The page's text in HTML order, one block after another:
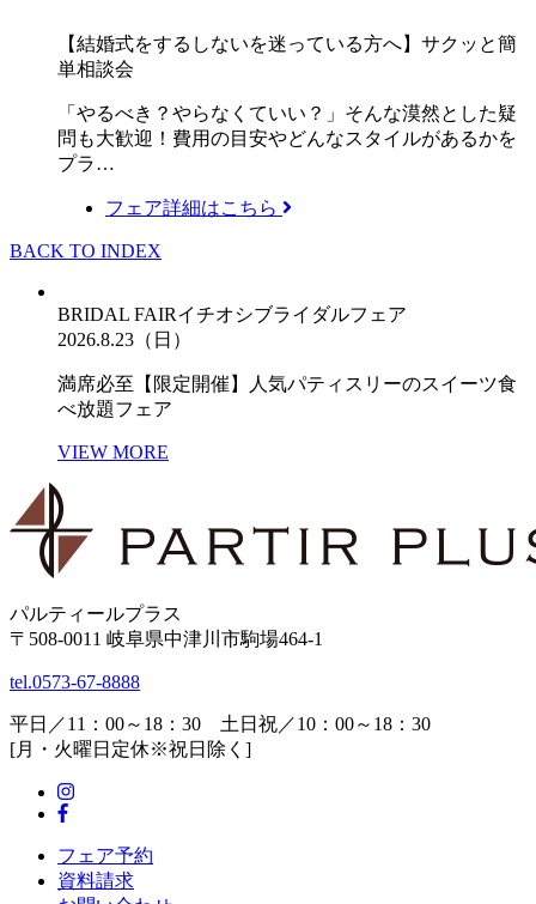
【結婚式をするしないを迷っている方へ】サクッと簡
単相談会
「やるべき？やらなくていい？」そんな漠然とした疑
問も大歓迎！費用の目安やどんなスタイルがあるかを
プラ…
フェア詳細はこちら
BACK TO INDEX
BRIDAL FAIRイチオシブライダルフェア
2026.8.23（日）
満席必至【限定開催】人気パティスリーのスイーツ食
べ放題フェア
VIEW MORE
パルティールプラス
〒508-0011 岐阜県中津川市駒場464-1
tel.0573-67-8888
平日／11：00～18：30 土日祝／10：00～18：30
[月・火曜日定休※祝日除く]
フェア予約
資料請求